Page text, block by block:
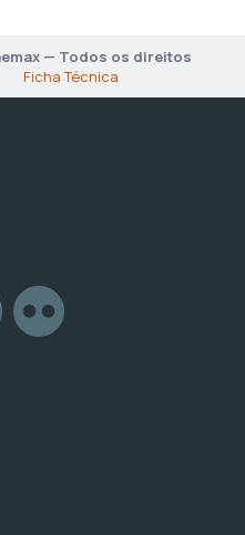
— Todos os direitos
Ficha Técnica